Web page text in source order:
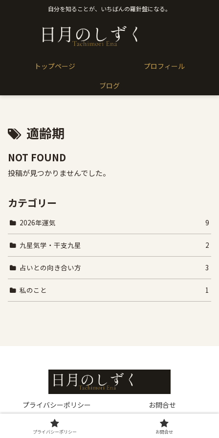
自分を知ることが、いちばんの羅針盤になる。
トップページ
プロフィール
ブログ
適齢期
NOT FOUND
投稿が見つかりませんでした。
カテゴリー
2026年運気 9
九星気学・干支九星 2
占いとの向き合い方 3
私のこと 1
プライバシーポリシー
お問合せ
プライバシーポリシー お問合せ